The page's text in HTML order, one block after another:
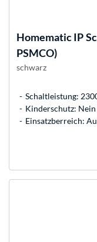
Homematic IP
PSMCO)
schwarz
Schaltleistung:
Kinderschutz: Nein
Einsatzberreich: